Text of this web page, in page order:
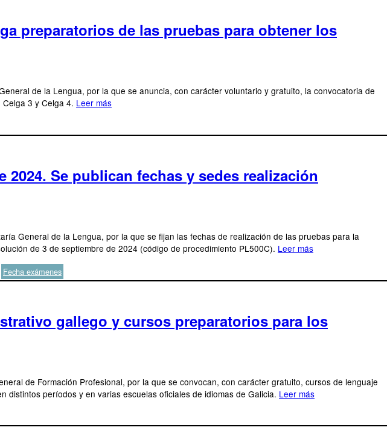
preparatorios de las pruebas para obtener los
de la Lengua, por la que se anuncia, con carácter voluntario y gratuito, la convocatoria de
3 y Celga 4. Leer más
Se publican fechas y sedes realización
General de la Lengua, por la que se fijan las fechas de realización de las pruebas para la
de 3 de septiembre de 2024 (código de procedimiento PL500C). Leer más
Fecha exámenes
gallego y cursos preparatorios para los
de Formación Profesional, por la que se convocan, con carácter gratuito, cursos de lenguaje
períodos y en varias escuelas oficiales de idiomas de Galicia. Leer más